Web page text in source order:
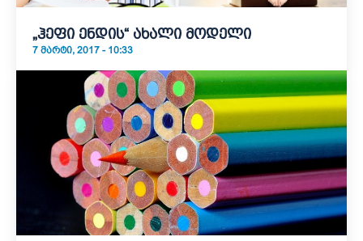
„ჰეფი ენდის“ ახალი მოდელი
7 ᲛᲐᲠᲢᲘ, 2017 - 10:33